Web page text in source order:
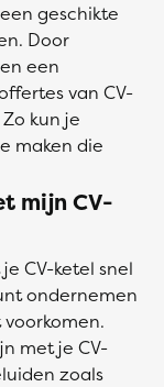
geschikte
Door
een
van CV-
kun je
maken die
mijn CV-
CV-ketel snel
ondernemen
met je CV-
zoals